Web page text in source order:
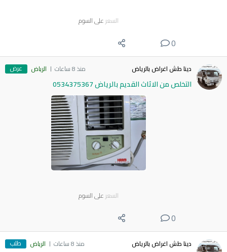
السعر على السوم
0
دينا طش اغراض بالرياض منذ 8 ساعات الرياض عرض
التخلص من الاثاث القديم بالرياض 0534375367
السعر على السوم
0
دينا طش اغراض بالرياض منذ 8 ساعات الرياض طلب